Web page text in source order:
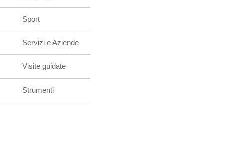
Sport
Servizi e Aziende
Visite guidate
Strumenti